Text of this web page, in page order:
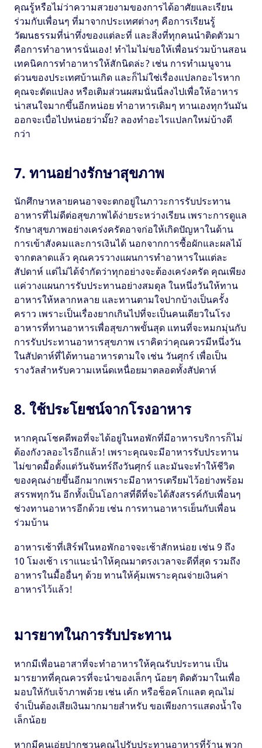
คุณรู้หรือไม่ว่าความสวยงามของการได้อาศัยและเรียน
ร่วมกับเพื่อนๆ ที่มาจากประเทศต่างๆ คือการเรียนรู้
วัฒนธรรมที่น่าทึ่งของแต่ละที่ และสิ่งที่ทุกคนนำติดตัวมา
คือการทำอาหารนั่นเอง! ทำไมไม่ขอให้เพื่อนร่วมบ้านสอน
เทคนิคการทำอาหารให้สักนิดล่ะ? เช่น การทำเมนูจาน
ด่วนของประเทศบ้านเกิด และก็ไม่ใช่เรื่องแปลกอะไรหาก
คุณจะดัดแปลง หรือเติมส่วนผสมนั่นนี่ลงไปเพื่อให้อาหาร
น่าสนใจมากขึ้นอีกหน่อย ทำอาหารเดิมๆ ทานเองทุกวันมัน
ออกจะเบื่อไปหน่อยว่ามั๊ย? ลองทำอะไรแปลกใหม่บ้างดี
กว่า
7. ทานอย่างรักษาสุขภาพ
นักศึกษาหลายคนอาจจะตกอยู่ในภาวะการรับประทาน
อาหารที่ไม่ดีต่อสุขภาพได้ง่ายระหว่างเรียน เพราะการดูแล
รักษาสุขภาพอย่างเคร่งครัดอาจก่อให้เกิดปัญหาในด้าน
การเข้าสังคมและการเงินได้ นอกจากการซื้อผักและผลไม้
จากตลาดแล้ว คุณควรวางแผนการทำอาหารในแต่ละ
สัปดาห์ แต่ไม่ได้จำกัดว่าทุกอย่างจะต้องเคร่งครัด คุณเพียง
แค่วางแผนการรับประทานอย่างสมดุล ในหนึ่งวันให้ทาน
อาหารให้หลากหลาย และทานตามใจปากบ้างเป็นครั้ง
คราว เพราะเป็นเรื่องยากเกินไปที่จะเป็นคนเดียวในโรง
อาหารที่ทานอาหารเพื่อสุขภาพขั้นสุด แทนที่จะหมกมุ่นกับ
การรับประทานอาหารสุขภาพ เราคิดว่าคุณควรมีหนึ่งวัน
ในสัปดาห์ที่ได้ทานอาหารตามใจ เช่น วันศุกร์ เพื่อเป็น
รางวัลสำหรับความเหน็ดเหนื่อยมาตลอดทั้งสัปดาห์
8. ใช้ประโยชน์จากโรงอาหาร
หากคุณโชคดีพอที่จะได้อยู่ในหอพักที่มีอาหารบริการก็ไม่
ต้องกังวลอะไรอีกแล้ว! เพราะคุณจะมีอาหารรับประทาน
ไม่ขาดมื้อตั้งแต่วันจันทร์ถึงวันศุกร์ และมันจะทำให้ชีวิต
ของคุณง่ายขึ้นอีกมากเพราะมีอาหารเตรียมไว้อย่างพร้อม
สรรพทุกวัน อีกทั้งเป็นโอกาสที่ดีที่จะได้สังสรรค์กับเพื่อนๆ
ช่วงทานอาหารอีกด้วย เช่น การทานอาหารเย็นกับเพื่อน
ร่วมบ้าน
อาหารเช้าที่เสิร์ฟในหอพักอาจจะเช้าสักหน่อย เช่น 9 ถึง
10 โมงเช้า เราแนะนำให้คุณมาตรงเวลาจะดีที่สุด รวมถึง
อาหารในมื้ออื่นๆ ด้วย ทานให้คุ้มเพราะคุณจ่ายเงินค่า
อาหารไว้แล้ว!
มารยาทในการรับประทาน
หากมีเพื่อนอาสาที่จะทำอาหารให้คุณรับประทาน เป็น
มารยาทที่คุณควรที่จะนำของเล็กๆ น้อยๆ ติดตัวมาในเพื่อ
มอบให้กับเจ้าภาพด้วย เช่น เค้ก หรือช็อคโกแลต คุณไม่
จำเป็นต้องเสียเงินมากมายสำหรับ ขอเพียงการแสดงน้ำใจ
เล็กน้อย
หากมีคนเอ่ยปากชวนคุณไปรับประทานอาหารที่ร้าน พวก